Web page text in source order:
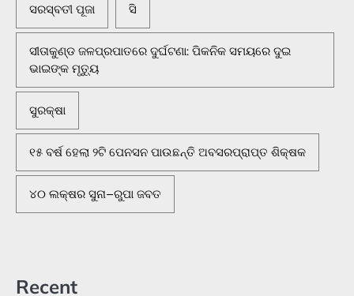
ସରସ୍ବତୀ ପୂଜା ସି
ସୀତାକୁଣ୍ଡ ଜଳପ୍ରପାତରେ ଦୁର୍ଘଟଣା: ପିକନିକ ସମୟରେ ଦୁଇ
ଭାଇଙ୍କ ମୃତ୍ୟୁ
ସୁରକ୍ଷା
୧୫ ବର୍ଷ ହେଲା ୨ଟି ପେନସନ ପାଉଛନ୍ତି ଅବସରପ୍ରାପ୍ତ ଶିକ୍ଷକ
୪୦ ଲକ୍ଷର ସୁନା–ରୁପା ଜବତ
Recent